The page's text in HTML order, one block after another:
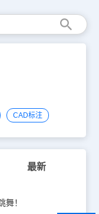
CAD标注
最新
！